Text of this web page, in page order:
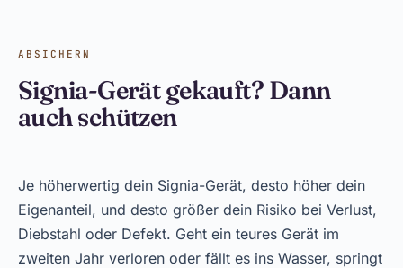
ABSICHERN
Signia-Gerät gekauft? Dann
auch schützen
Je höherwertig dein Signia-Gerät, desto höher dein
Eigenanteil, und desto größer dein Risiko bei Verlust,
Diebstahl oder Defekt. Geht ein teures Gerät im
zweiten Jahr verloren oder fällt es ins Wasser, springt